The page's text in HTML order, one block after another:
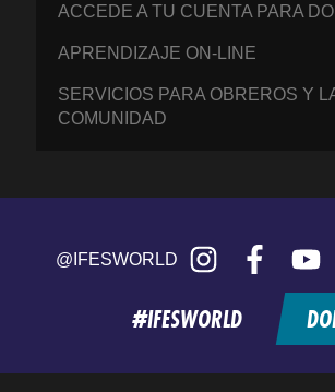
ACCEDE A TU CUENTA PARA
APRENDIZAJE ON-LINE
SERVICIOS PARA OBREROS Y
COMUNIDAD
@IFESWORLD Instagram Facebook
#IFESWORLD